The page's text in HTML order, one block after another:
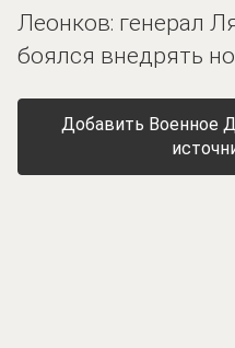
Леонков: генерал
боялся внедрять
Добавить Военное